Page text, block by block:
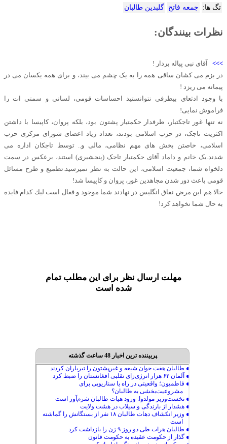
تگ ها: جمعه فاتح گلبدین طالبان
نظرات بینندگان:
>>> آقای نبی پیاله بردار !
در بزم می کشان ساقی همه را به یک چشم می بیند، و برای همه یکسان می در
پیمانه می ریزد !
با وجود ادثعای بیطرفی نتوانستید احساسات قومی، لسانی و سمتی ات را
فراموش نمایی!
نه تنها غور تاجکتبار، طرفدار حکمتیار پشتون بود، بلکه پروان، کاپیسا با داشتن
اکثریت تاجک، در حزب اسلامی بودند، تعداد زیاد اعضای شورای مرکزی حزب
اسلامی، خاصتن بخش های مهم نظامی، مالی و.. توسط تاجکان اداره می
شدند.یک خانم و داماد آقای حکمتیار تاجک (پنجشیری) استند، برعکس در سمت
دلخواه شما، جمعیت اسلامی، این حالت به نظر نمیرسید.تطمیع و طرح مسائل
قومی باعث دور شدن مجاهدین غور، پروان و کاپیسا شد!
حالا هم این مرض نفاق انگلیس در نهادند شما موجود و فعال است ليك كدام فايده
به حال شما نخواهد كرد!
مهلت ارسال نظر برای این مطلب تمام
شده است
پربیننده ترین اخبار 48 ساعت گذشته